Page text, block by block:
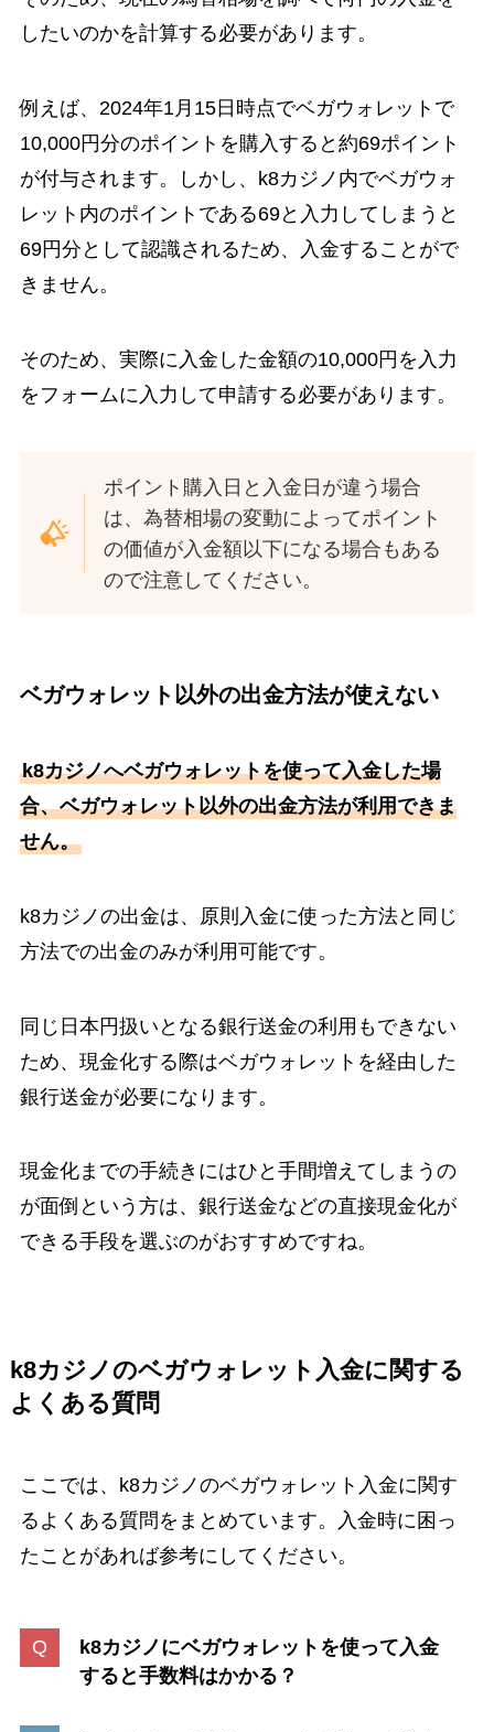
したいのかを計算する必要があります。
例えば、2024年1月15日時点でベガウォレットで
10,000円分のポイントを購入すると約69ポイント
が付与されます。しかし、k8カジノ内でベガウォ
レット内のポイントである69と入力してしまうと
69円分として認識されるため、入金することがで
きません。
そのため、実際に入金した金額の10,000円を入力
をフォームに入力して申請する必要があります。
ポイント購入日と入金日が違う場合
は、為替相場の変動によってポイント
の価値が入金額以下になる場合もある
ので注意してください。
ベガウォレット以外の出金方法が使えない
k8カジノへベガウォレットを使って入金した場
合、ベガウォレット以外の出金方法が利用できま
せん。
k8カジノの出金は、原則入金に使った方法と同じ
方法での出金のみが利用可能です。
同じ日本円扱いとなる銀行送金の利用もできない
ため、現金化する際はベガウォレットを経由した
銀行送金が必要になります。
現金化までの手続きにはひと手間増えてしまうの
が面倒という方は、銀行送金などの直接現金化が
できる手段を選ぶのがおすすめですね。
k8カジノのベガウォレット入金に関する
よくある質問
ここでは、k8カジノのベガウォレット入金に関す
るよくある質問をまとめています。入金時に困っ
たことがあれば参考にしてください。
k8カジノにベガウォレットを使って入金
すると手数料はかかる？